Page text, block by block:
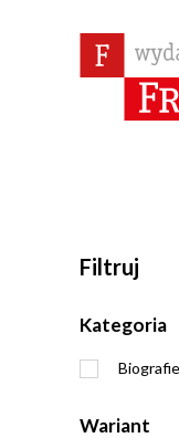
Filtruj
Kategoria
Wariant